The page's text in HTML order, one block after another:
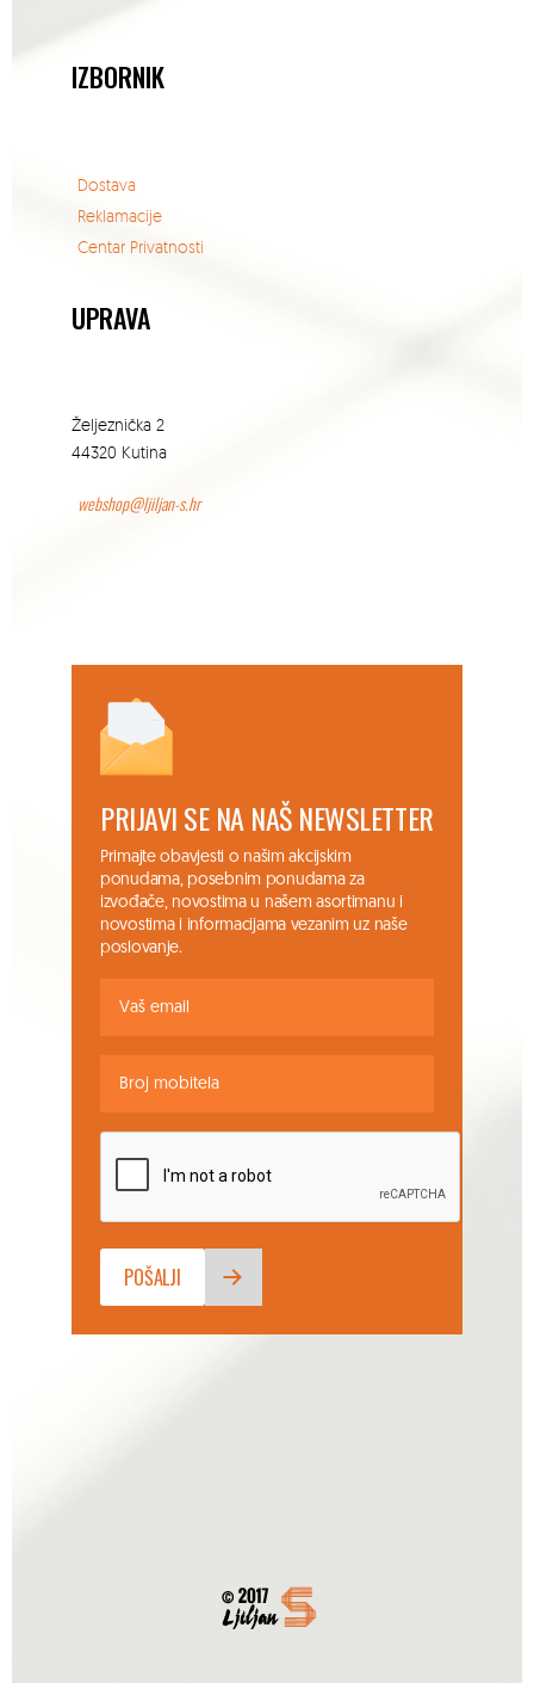
IZBORNIK
Dostava
Reklamacije
Centar Privatnosti
UPRAVA
Željeznička 2
44320 Kutina
webshop@ljiljan-s.hr
PRIJAVI SE NA NAŠ NEWSLETTER
Primajte obavjesti o našim akcijskim
ponudama, posebnim ponudama za
izvođače, novostima u našem asortimanu i
novostima i informacijama vezanim uz naše
poslovanje.